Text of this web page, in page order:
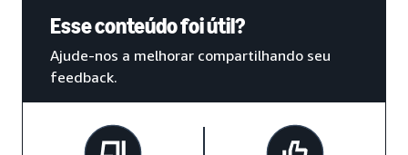
Esse conteúdo foi útil?
Ajude-nos a melhorar compartilhando seu
feedback.